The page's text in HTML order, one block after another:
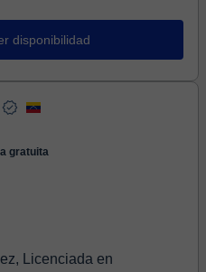
disponibilidad
gratuita
Licenciada en